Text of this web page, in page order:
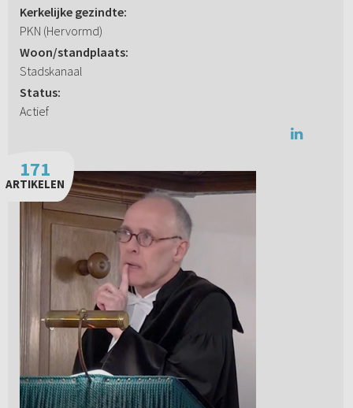
Kerkelijke gezindte:
PKN (Hervormd)
Woon/standplaats:
Stadskanaal
Status:
Actief
171
ARTIKELEN